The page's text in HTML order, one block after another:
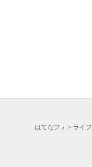
はてなフォトライフ